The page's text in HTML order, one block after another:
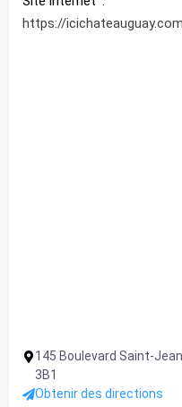
https://
145 Boulevard Saint-
3B1
Obtenir des directions